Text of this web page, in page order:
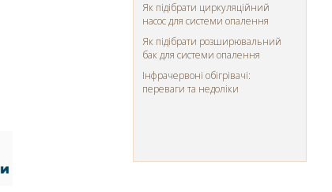
Як підібрати циркуляційний
насос для системи опалення
Як підібрати розширювальний
бак для системи опалення
Інфрачервоні обігрівачі:
переваги та недоліки